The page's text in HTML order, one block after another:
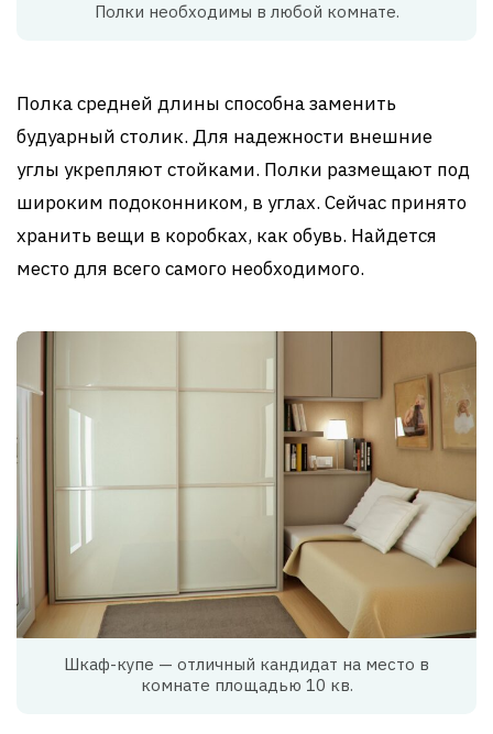
Полки необходимы в любой комнате.
Полка средней длины способна заменить
будуарный столик. Для надежности внешние
углы укрепляют стойками. Полки размещают под
широким подоконником, в углах. Сейчас принято
хранить вещи в коробках, как обувь. Найдется
место для всего самого необходимого.
Шкаф-купе — отличный кандидат на место в
комнате площадью 10 кв.